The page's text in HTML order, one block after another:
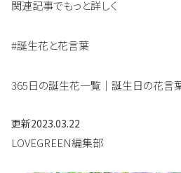
関連記事でもっと詳しく
#誕生花と花言葉
365日の誕生花一覧｜誕生日の花言
更新2023.03.22
LOVEGREEN編集部